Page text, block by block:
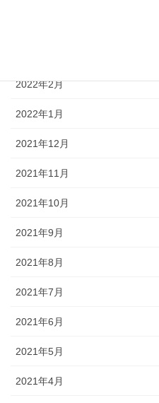
2022年2月
2022年1月
2021年12月
2021年11月
2021年10月
2021年9月
2021年8月
2021年7月
2021年6月
2021年5月
2021年4月